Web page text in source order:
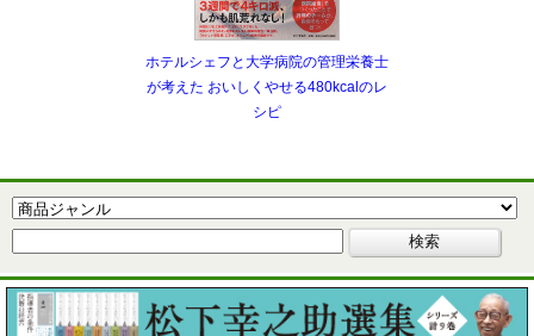
ホテルシェフと大学病院の管理栄養士
が考えた おいしくやせる480kcalのレ
シピ